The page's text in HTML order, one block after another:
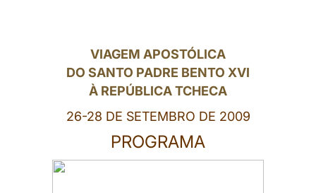
VIAGEM APOSTÓLICA
DO SANTO PADRE BENTO XVI
À REPÚBLICA TCHECA
26-28 DE SETEMBRO DE 2009
PROGRAMA